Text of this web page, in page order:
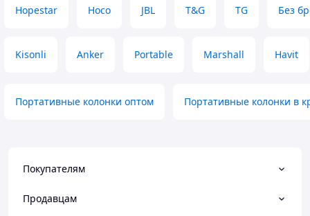
Hopestar Hoco JBL T&G TG Без
Kisonli Anker Portable Marshall Havit
Портативные колонки оптом Портативные колонки в
Покупателям
Продавцам